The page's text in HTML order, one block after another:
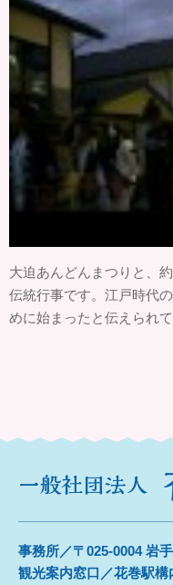
大迫あんどんまつりと、
伝統行事です。江戸時代
めに始まったと伝えられて
事務所／〒025-0004 岩
観光案内窓口／花巻駅構